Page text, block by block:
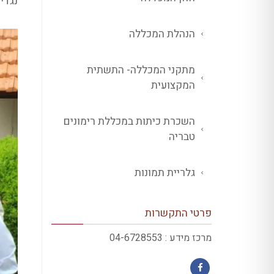
הנהלת המכללה
מתקני המכללה- התשתית
המקצועית
השכרת כיתות במכללת רימונים
טבריה
גלריית תמונות
פרטי התקשרות
מרכז מידע : 04-6728553